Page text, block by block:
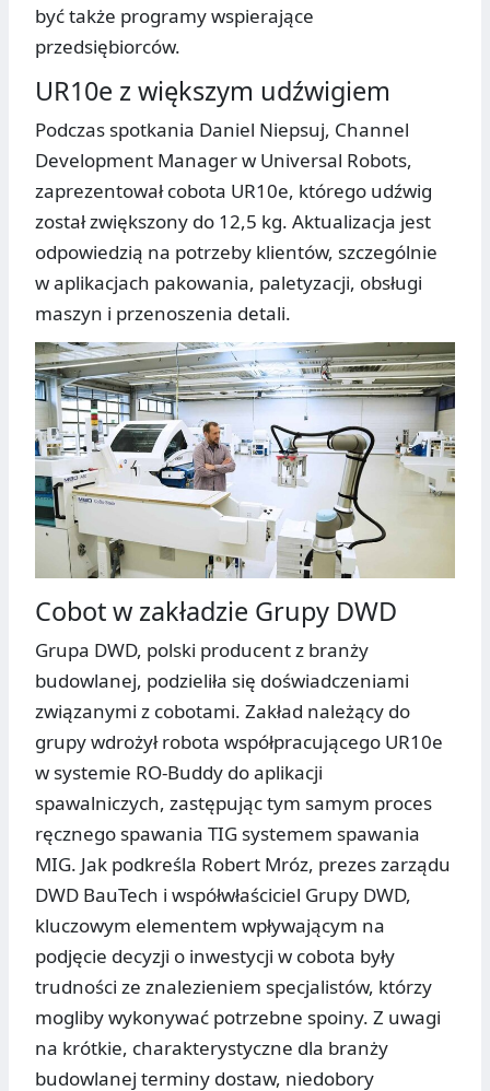
być także programy wspierające
przedsiębiorców.
UR10e z większym udźwigiem
Podczas spotkania Daniel Niepsuj, Channel
Development Manager w Universal Robots,
zaprezentował cobota UR10e, którego udźwig
został zwiększony do 12,5 kg. Aktualizacja jest
odpowiedzią na potrzeby klientów, szczególnie
w aplikacjach pakowania, paletyzacji, obsługi
maszyn i przenoszenia detali.
Cobot w zakładzie Grupy DWD
Grupa DWD, polski producent z branży
budowlanej, podzieliła się doświadczeniami
związanymi z cobotami. Zakład należący do
grupy wdrożył robota współpracującego UR10e
w systemie RO-Buddy do aplikacji
spawalniczych, zastępując tym samym proces
ręcznego spawania TIG systemem spawania
MIG. Jak podkreśla Robert Mróz, prezes zarządu
DWD BauTech i współwłaściciel Grupy DWD,
kluczowym elementem wpływającym na
podjęcie decyzji o inwestycji w cobota były
trudności ze znalezieniem specjalistów, którzy
mogliby wykonywać potrzebne spoiny. Z uwagi
na krótkie, charakterystyczne dla branży
budowlanej terminy dostaw, niedobory